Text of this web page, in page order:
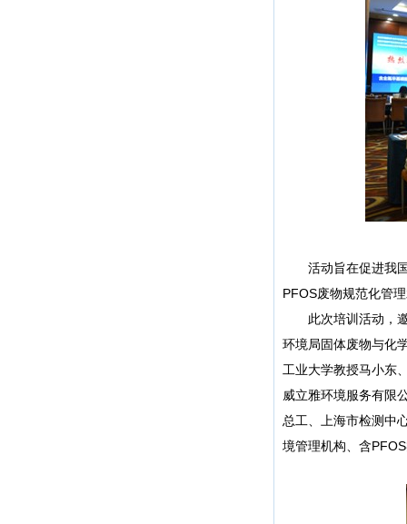
活动旨在促进我国
PFOS废物规范化管
此次培训活动，邀
环境局固体废物与化
工业大学教授马小东
威立雅环境服务有限
总工、上海市检测中
境管理机构、含